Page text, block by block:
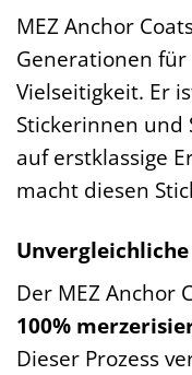
MEZ Anchor
Generationen
Vielseitigkeit. Er
Stickerinnen und
auf erstklassige
macht diesen
Der MEZ Anchor
100%
Dieser Prozess